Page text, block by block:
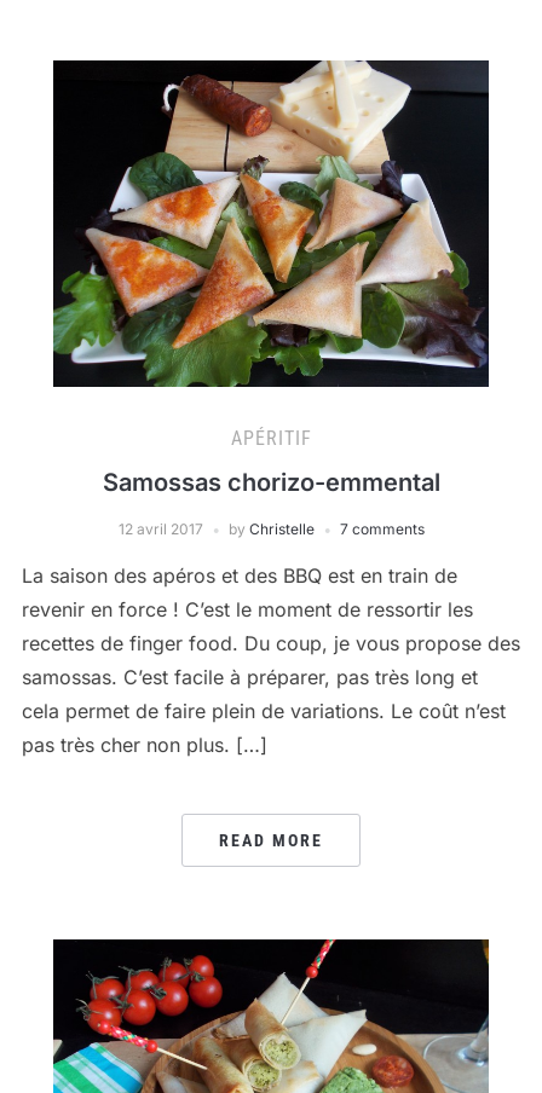
APÉRITIF
Samossas chorizo-emmental
12 avril 2017 by Christelle 7 comments
La saison des apéros et des BBQ est en train de
revenir en force ! C’est le moment de ressortir les
recettes de finger food. Du coup, je vous propose des
samossas. C’est facile à préparer, pas très long et
cela permet de faire plein de variations. Le coût n’est
pas très cher non plus. […]
READ MORE